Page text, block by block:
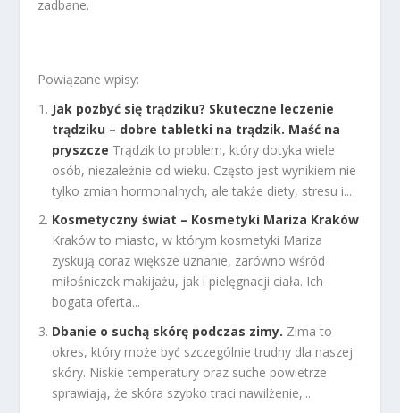
zadbane.
Powiązane wpisy:
Jak pozbyć się trądziku? Skuteczne leczenie
trądziku – dobre tabletki na trądzik. Maść na
pryszcze Trądzik to problem, który dotyka wiele
osób, niezależnie od wieku. Często jest wynikiem nie
tylko zmian hormonalnych, ale także diety, stresu i...
Kosmetyczny świat – Kosmetyki Mariza Kraków
Kraków to miasto, w którym kosmetyki Mariza
zyskują coraz większe uznanie, zarówno wśród
miłośniczek makijażu, jak i pielęgnacji ciała. Ich
bogata oferta...
Dbanie o suchą skórę podczas zimy. Zima to
okres, który może być szczególnie trudny dla naszej
skóry. Niskie temperatury oraz suche powietrze
sprawiają, że skóra szybko traci nawilżenie,...